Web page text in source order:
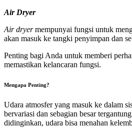
Air Dryer
Air dryermempunyai fungsi untuk
akan masuk ke tangki penyimpan dan
Penting bagi Anda untuk memberi
memastikan kelancaran fungsi.
Mengapa Penting?
Udara atmosfer yang masuk ke dalam
bervariasi dan sebagian besar
didinginkan, udara bisa menahan